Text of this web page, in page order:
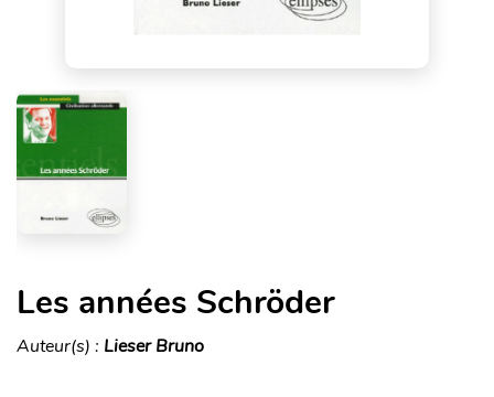
Les années Schröder
Auteur(s) : Lieser Bruno